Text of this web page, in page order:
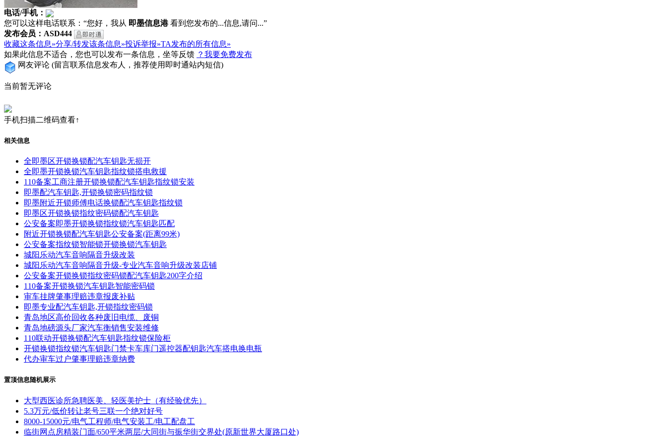
电话/手机：
您可以这样电话联系：“您好，我从 即墨信息港看到您发布的...信息,请问...”
发布会员：ASD444
收藏这条信息»分享/转发该条信息»投诉举报»TA发布的所有信息»
如果此信息不适合，您也可以发布一条信息，坐等反馈 ？我要免费发布
网友评论 (留言联系信息发布人，推荐使用即时通站内短信)
当前暂无评论
手机扫描二维码查看↑
相关信息
全即墨区开锁换锁配汽车钥匙无损开
全即墨开锁换锁汽车钥匙指纹锁搭电救援
110备案工商注册开锁换锁配汽车钥匙指纹锁安装
即墨配汽车钥匙,开锁换锁密码指纹锁
即墨附近开锁师傅电话换锁配汽车钥匙指纹锁
即墨区开锁换锁指纹密码锁配汽车钥匙
公安备案即墨开锁换锁指纹锁汽车钥匙匹配
附近开锁换锁配汽车钥匙公安备案(距离99米)
公安备案指纹锁智能锁开锁换锁汽车钥匙
城阳乐动汽车音响隔音升级改装
城阳乐动汽车音响隔音升级-专业汽车音响升级改装店铺
公安备案开锁换锁指纹密码锁配汽车钥匙200字介绍
110备案开锁换锁汽车钥匙智能密码锁
审车挂牌肇事理赔违章报废补贴
即墨专业配汽车钥匙,开锁指纹密码锁
青岛地区高价回收各种废旧电缆、废铜
青岛地磅源头厂家汽车衡销售安装维修
110联动开锁换锁配汽车钥匙指纹锁保险柜
开锁换锁指纹锁汽车钥匙门禁卡车库门遥控器配钥匙汽车搭电换电瓶
代办审车过户肇事理赔违章纳费
置顶信息随机展示
大型西医诊所急聘医美、轻医美护士（有经验优先）
5.3万元/低价转让老号三联一个绝对好号
8000-15000元/电气工程师/电气安装工/电工配盘工
临街网点房精装门面/650平米两层/大同街与振华街交界处(原新世界大厦路口处)